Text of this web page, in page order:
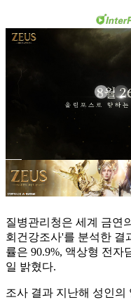
질병관리청은 세계 금연
회건강조사'를 분석한 결
률은 90.9%, 액상형 전자
일 밝혔다.
조사 결과 지난해 성인의